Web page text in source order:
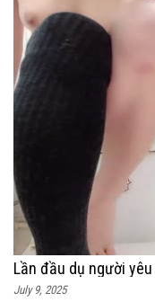
Lần đầu dụ người
July 9, 2025